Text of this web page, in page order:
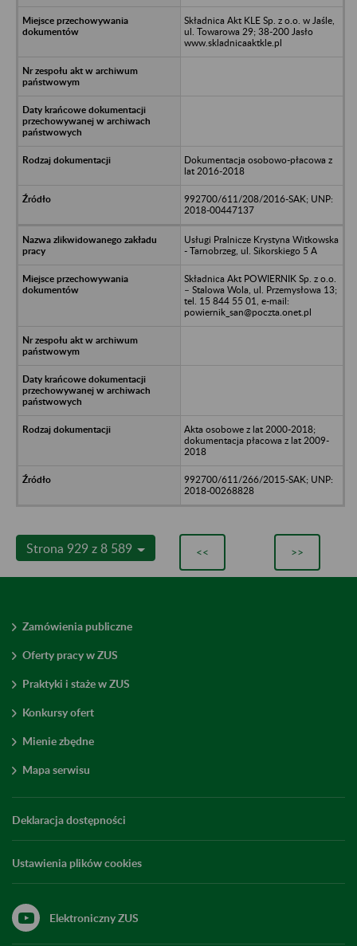
Składnica Akt KLE Sp. z o.o. w Jaśle,
ul. Towarowa 29; 38-200 Jasło
www.skladnicaaktkle.pl
Dokumentacja osobowo-płacowa z
lat 2016-2018
992700/611/208/2016-SAK; UNP:
2018-00447137
Usługi Pralnicze Krystyna Witkowska
- Tarnobrzeg, ul. Sikorskiego 5 A
Składnica Akt POWIERNIK Sp. z o.o.
– Stalowa Wola, ul. Przemysłowa 13;
tel. 15 844 55 01, e-mail:
powiernik_san@poczta.onet.pl
Akta osobowe z lat 2000-2018;
dokumentacja płacowa z lat 2009-
2018
992700/611/266/2015-SAK; UNP:
2018-00268828
Strona 929 z 8 589 << >>
Zamówienia publiczne
Oferty pracy w ZUS
Praktyki i staże w ZUS
Konkursy ofert
Mienie zbędne
Mapa serwisu
Deklaracja dostępności
Ustawienia plików cookies
Elektroniczny ZUS